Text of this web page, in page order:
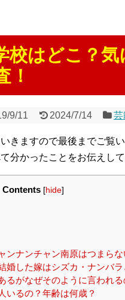
校はどこ？
！
9/11 2024/7/14 芸
きますので最後までご覧
分かったことをお伝えして
Contents [hide]
ンナンチャン南原はつまら
婚した嫁はシズカ・ナンバラ
がなぜそのように言われる
いるの？年齢は何歳？